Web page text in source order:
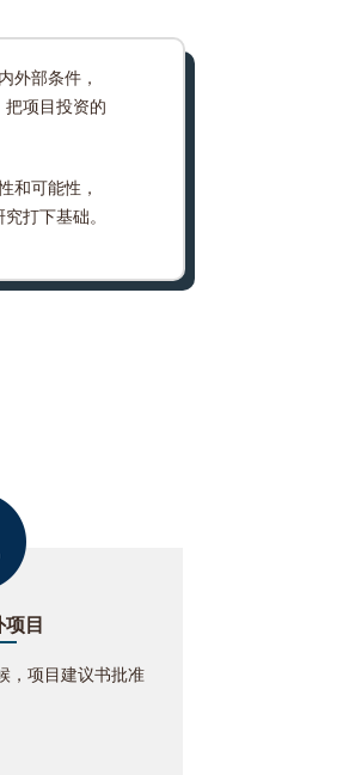
外部条件，
项目投资的
和可能性，
打下基础。
目
，项目建议书批准